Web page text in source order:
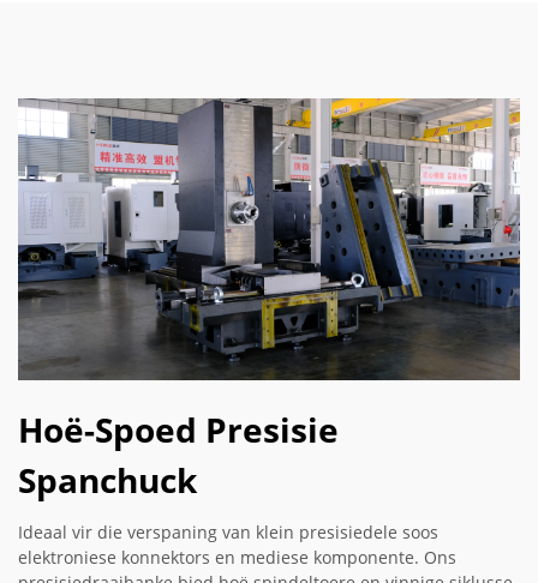
Hoë-Spoed Presisie
Spanchuck
Ideaal vir die verspaning van klein presisiedele soos
elektroniese konnektors en mediese komponente. Ons